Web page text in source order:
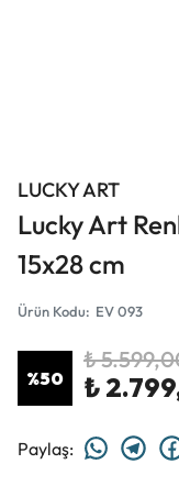
LUCKY ART
Lucky Art
15x28 cm
Ürün Kodu: EV 093
%50
₺
₺
Paylaş: